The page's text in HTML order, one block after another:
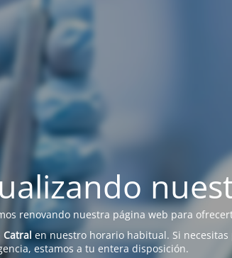
renovando nuestra página web para
Catralen nuestro horario habitual. Si
estamos a tu entera disposición.